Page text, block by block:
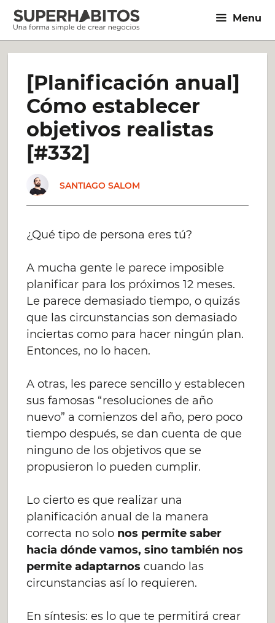
Saltar
contenido
Menu
[Planificación anual]
Cómo establecer
objetivos realistas
[#332]
SANTIAGO SALOM
¿Qué tipo de persona eres tú?
A mucha gente le parece imposible
planificar para los próximos 12 meses.
Le parece demasiado tiempo, o quizás
que las circunstancias son demasiado
inciertas como para hacer ningún plan.
Entonces, no lo hacen.
A otras, les parece sencillo y establecen
sus famosas “resoluciones de año
nuevo” a comienzos del año, pero poco
tiempo después, se dan cuenta de que
ninguno de los objetivos que se
propusieron lo pueden cumplir.
Lo cierto es que realizar una
planificación anual de la manera
correcta no solo nos permite saber
hacia dónde vamos, sino también nos
permite adaptarnos cuando las
circunstancias así lo requieren.
En síntesis: es lo que te permitirá crear